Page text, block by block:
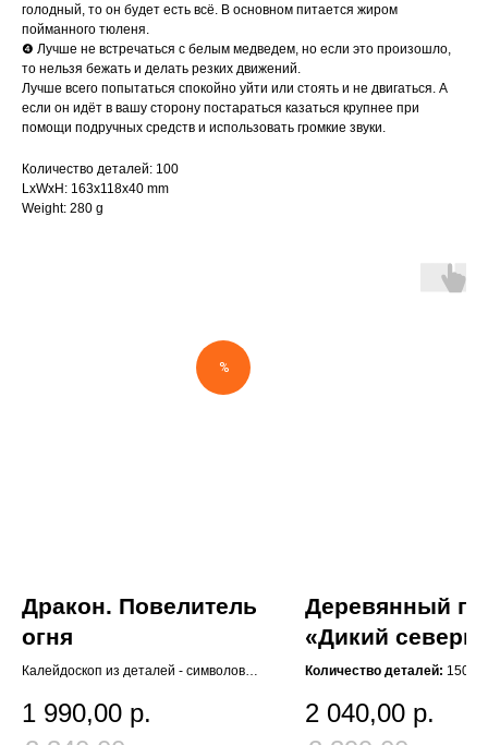
голодный, то он будет есть всё. В основном питается жиром
пойманного тюленя.
❹ Лучше не встречаться с белым медведем, но если это произошло,
то нельзя бежать и делать резких движений.
Лучше всего попытаться спокойно уйти или стоять и не двигаться. А
если он идёт в вашу сторону постараться казаться крупнее при
помощи подручных средств и использовать громкие звуки.
Количество деталей: 100
LxWxH: 163x118x40 mm
Weight: 280 g
%
Дракон. Повелитель
огня
Калейдоскоп из деталей - символов
Количество деталей:
1 990,00 р.
Деревянный
«Дикий
олень»
Количество деталей: 150
см
Глаза оленя меняют цвет в
2 040,00 р.